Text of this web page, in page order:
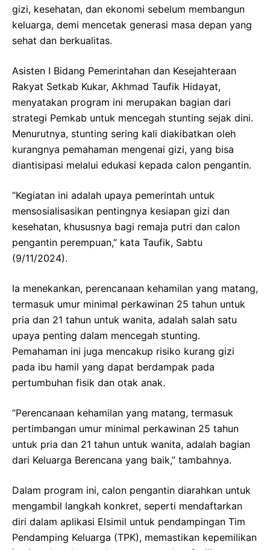
gizi, kesehatan, dan ekonomi sebelum membangun
keluarga, demi mencetak generasi masa depan yang
sehat dan berkualitas.
Asisten I Bidang Pemerintahan dan Kesejahteraan
Rakyat Setkab Kukar, Akhmad Taufik Hidayat,
menyatakan program ini merupakan bagian dari
strategi Pemkab untuk mencegah stunting sejak dini.
Menurutnya, stunting sering kali diakibatkan oleh
kurangnya pemahaman mengenai gizi, yang bisa
diantisipasi melalui edukasi kepada calon pengantin.
“Kegiatan ini adalah upaya pemerintah untuk
mensosialisasikan pentingnya kesiapan gizi dan
kesehatan, khususnya bagi remaja putri dan calon
pengantin perempuan,” kata Taufik, Sabtu
(9/11/2024).
Ia menekankan, perencanaan kehamilan yang matang,
termasuk umur minimal perkawinan 25 tahun untuk
pria dan 21 tahun untuk wanita, adalah salah satu
upaya penting dalam mencegah stunting.
Pemahaman ini juga mencakup risiko kurang gizi
pada ibu hamil yang dapat berdampak pada
pertumbuhan fisik dan otak anak.
“Perencanaan kehamilan yang matang, termasuk
pertimbangan umur minimal perkawinan 25 tahun
untuk pria dan 21 tahun untuk wanita, adalah bagian
dari Keluarga Berencana yang baik,” tambahnya.
Dalam program ini, calon pengantin diarahkan untuk
mengambil langkah konkret, seperti mendaftarkan
diri dalam aplikasi Elsimil untuk pendampingan Tim
Pendamping Keluarga (TPK), memastikan kepemilikan